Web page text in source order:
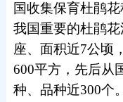
国收集保育杜鹃
我国重要的杜鹃
座、面积近7公顷
600平方， 先后从
种、品种近300个